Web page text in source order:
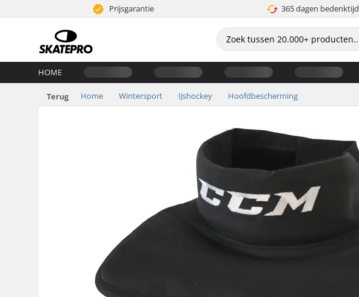
Prijsgarantie 365 dagen bedenktijd
HOME
Terug Home Wintersport IJshockey Hoofdbescherming